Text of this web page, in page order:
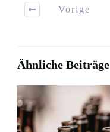
Vorige
Ähnliche Beiträge